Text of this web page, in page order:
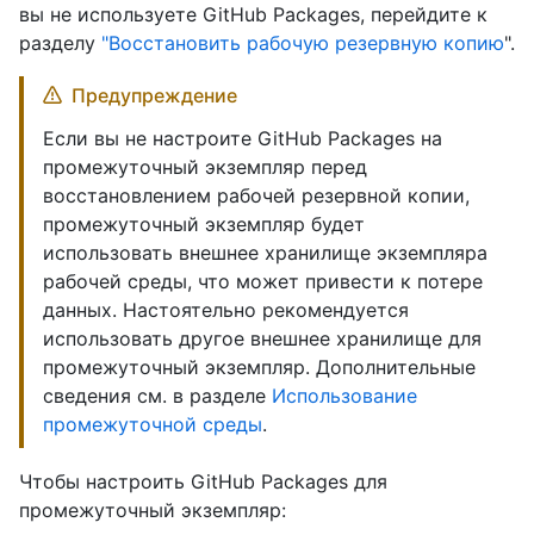
вы не используете GitHub Packages, перейдите к
разделу "Восстановить рабочую резервную копию".
Предупреждение
Если вы не настроите GitHub Packages на
промежуточный экземпляр перед
восстановлением рабочей резервной копии,
промежуточный экземпляр будет
использовать внешнее хранилище экземпляра
рабочей среды, что может привести к потере
данных. Настоятельно рекомендуется
использовать другое внешнее хранилище для
промежуточный экземпляр. Дополнительные
сведения см. в разделе Использование
промежуточной среды.
Чтобы настроить GitHub Packages для
промежуточный экземпляр: